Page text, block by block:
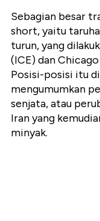
Sebagian besar
short, yaitu
turun, yang
(ICE) dan
Posisi-posisi itu
mengumumkan
senjata, atau
Iran yang
minyak.